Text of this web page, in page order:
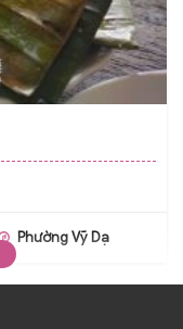
Phường Vỹ Dạ